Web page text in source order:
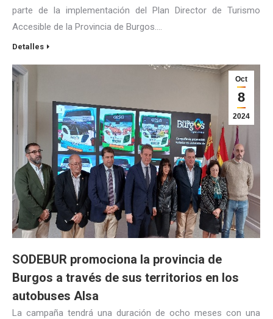
parte de la implementación del Plan Director de Turismo
Accesible de la Provincia de Burgos.…
Detalles
Oct
8
2024
SODEBUR promociona la provincia de
Burgos a través de sus territorios en los
autobuses Alsa
La campaña tendrá una duración de ocho meses con una